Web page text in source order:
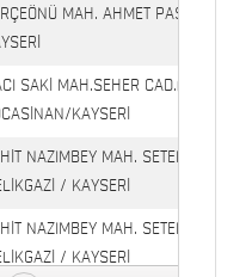
MAH. AHMET PAŞA CAD.
SAKİ MAH.SEHER CAD.(6009
KAYSERİ
NAZIMBEY MAH. SETENÖNÜ
/ KAYSERİ
NAZIMBEY MAH. SETENÖNÜ
/ KAYSERİ